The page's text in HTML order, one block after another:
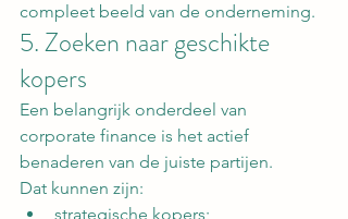
compleet beeld van de onderneming.
5. Zoeken naar geschikte
kopers
Een belangrijk onderdeel van
corporate finance is het actief
benaderen van de juiste partijen.
Dat kunnen zijn:
strategische kopers;